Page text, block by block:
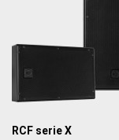
RCF serie X